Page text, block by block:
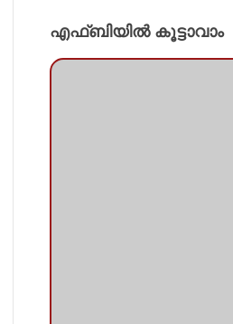
എഫ്ബിയില്‍ കൂട്ടാവാം